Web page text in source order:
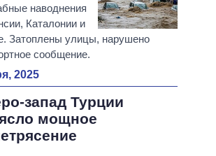
наводнения
Каталонии и
Затоплены улицы, нарушено
сообщение.
2025
запад Турции
мощное